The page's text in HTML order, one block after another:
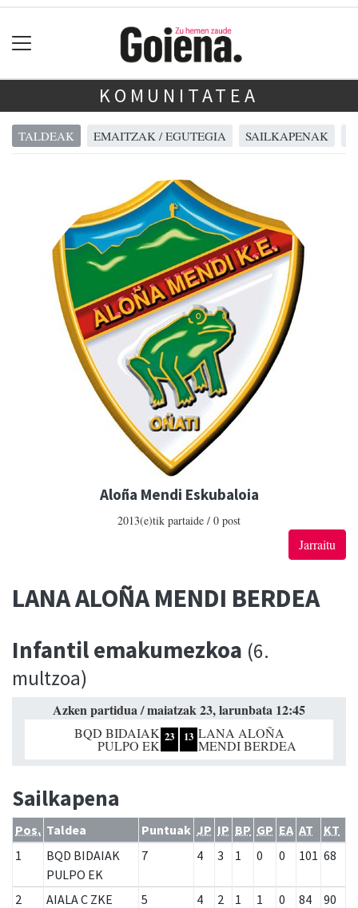
KOMUNITATEA
TALDEAK EMAITZAK / EGUTEGIA SAILKAPENAK
Aloña Mendi Eskubaloia
2013(e)tik partaide / 0 post
Jarraitu
LANA ALOÑA MENDI BERDEA
Infantil emakumezkoa (6.
multzoa)
Azken partidua / maiatzak 23, larunbata 12:45
BQD BIDAIAK
PULPO EK
23 13 LANA ALOÑA
MENDI BERDEA
Sailkapena
Pos. Taldea Puntuak JP IP BP GP EA AT
KT
1
BQD BIDAIAK
PULPO EK
7 4 3 1 0 0 101 68
2 AIALA C ZKE 5 4 2 1 1 0 84
90